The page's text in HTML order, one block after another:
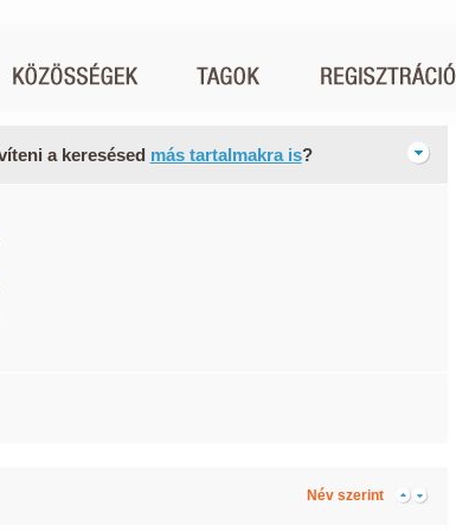
a keresésed más tartalmakra is?
Név szerint